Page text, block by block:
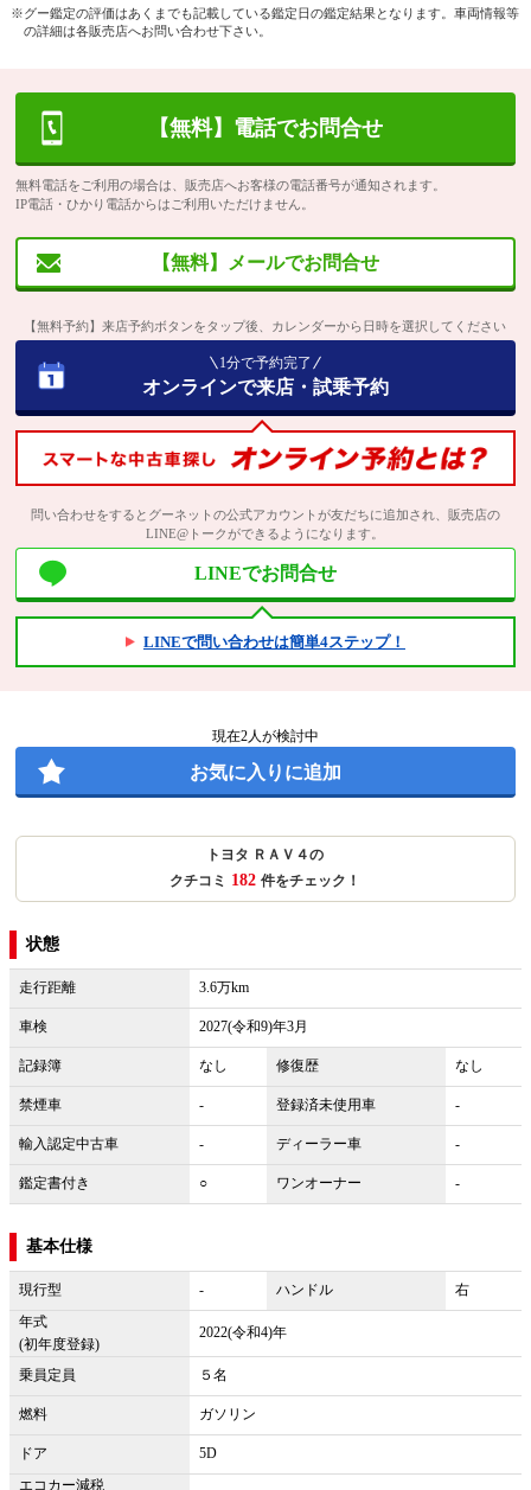
※グー鑑定の評価はあくまでも記載している鑑定日の鑑定結果となります。車両情報等
の詳細は各販売店へお問い合わせ下さい。
【無料】電話でお問合せ
無料電話をご利用の場合は、販売店へお客様の電話番号が通知されます。
IP電話・ひかり電話からはご利用いただけません。
【無料】メールでお問合せ
【無料予約】来店予約ボタンをタップ後、カレンダーから日時を選択してください
1分で予約完了
オンラインで来店・試乗予約
問い合わせをするとグーネットの公式アカウントが友だちに追加され、販売店の
LINE@トークができるようになります。
LINEでお問合せ
LINEで問い合わせは簡単4ステップ！
現在2人が検討中
お気に入りに追加
トヨタ ＲＡＶ４の
クチコミ 182 件をチェック！
状態
走行距離 3.6万km
車検 2027(令和9)年3月
記録簿 なし 修復歴 なし
禁煙車 - 登録済未使用車 -
輸入認定中古車 - ディーラー車 -
鑑定書付き ○ ワンオーナー -
基本仕様
現行型 - ハンドル
右
年式
(初年度登録)
2022(令和4)年
乗員定員 ５名
燃料 ガソリン
ドア
5D
エコカー減税